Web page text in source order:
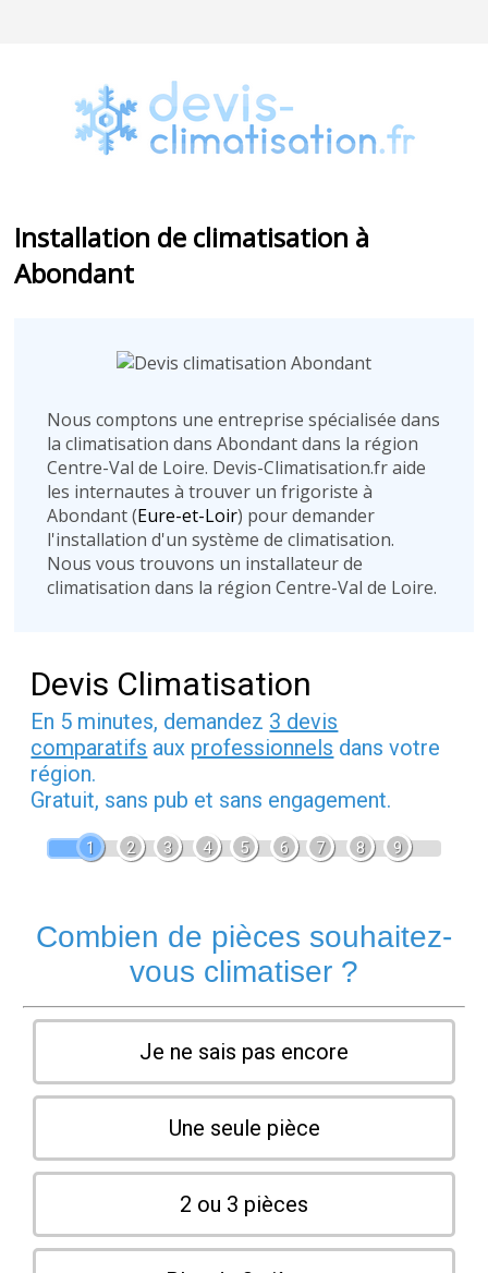
Installation de climatisation à
Abondant
Nous comptons une entreprise spécialisée dans
la climatisation dans Abondant dans la région
Centre-Val de Loire. Devis-Climatisation.fr aide
les internautes à trouver un frigoriste à
Abondant (Eure-et-Loir) pour demander
l'installation d'un système de climatisation.
Nous vous trouvons un installateur de
climatisation dans la région Centre-Val de Loire.
Devis Climatisation
En 5 minutes, demandez 3 devis
comparatifs aux professionnels dans votre
région.
Gratuit, sans pub et sans engagement.
1 2 3 4 5 6 7 8 9
Combien de pièces souhaitez-
vous climatiser ?
Je ne sais pas encore
Une seule pièce
2 ou 3 pièces